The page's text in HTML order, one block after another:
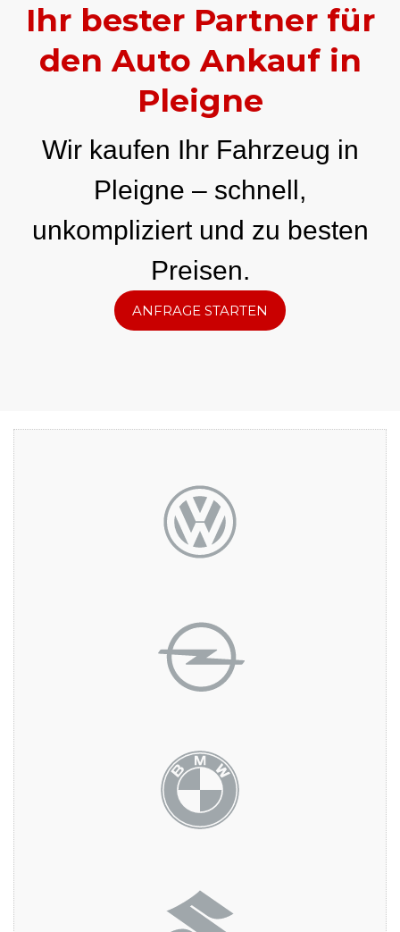
Ihr bester Partner für
den Auto Ankauf in
Pleigne
Wir kaufen Ihr Fahrzeug in
Pleigne – schnell,
unkompliziert und zu besten
Preisen.
ANFRAGE STARTEN